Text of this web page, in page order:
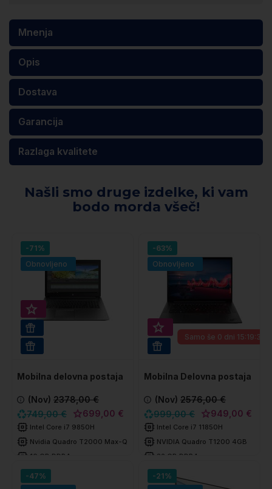
Mnenja
Opis
Dostava
Garancija
Razlaga kvalitete
Našli smo druge izdelke, ki vam
bodo morda všeč!
-71%
Obnovljeno
Mobilna delovna postaja
(Nov) 2378,00 €
749,00 €
699,00 €
Intel Core i7 9850H
Nvidia Quadro T2000 Max-Q 4GB
16 GB DDR4
512 GB SSD
-63%
Obnovljeno
Super prihranek 50€
WIN 11 PRO
Samo še 0 dni 15:19:29
Mobilna Delovna postaja
GEN4
(Nov) 2576,00 €
999,00 €
949,00 €
Intel Core i7 11850H
NVIDIA Quadro T1200 4GB
32 GB DDR4
512 GB SSD
-47%
-21%